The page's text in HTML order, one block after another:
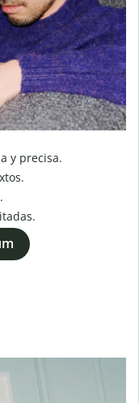
y precisa.